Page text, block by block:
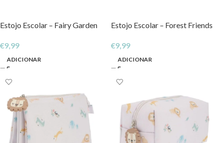
Estojo Escolar – Fairy Garden
€9,99
ADICIONAR
Estojo Escolar – Forest Friends
€9,99
ADICIONAR